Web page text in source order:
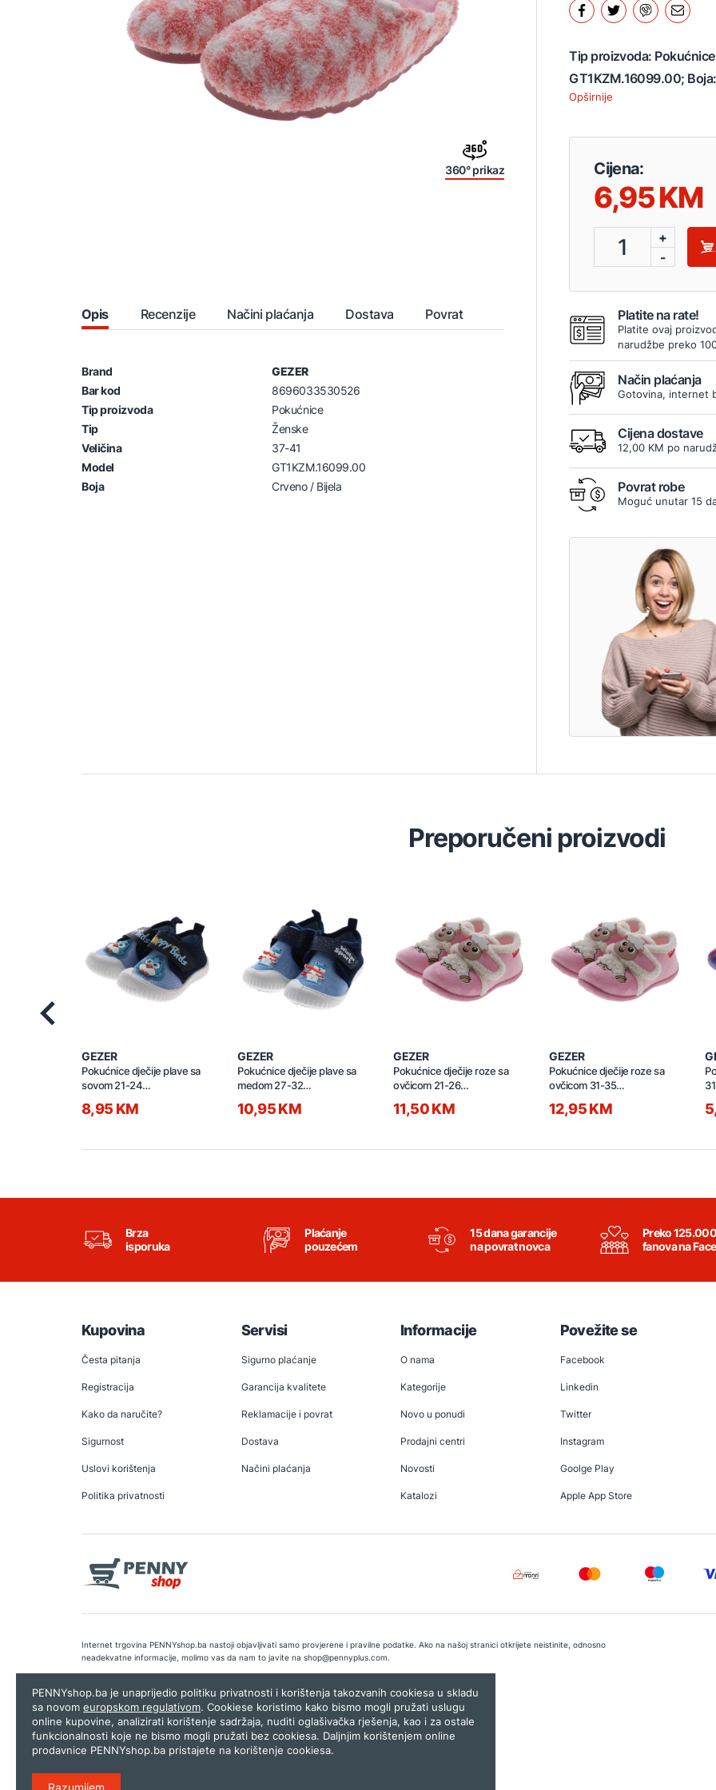
360° prikaz
Opis Recenzije Načini plaćanja Dostava Povrat
Brand
GEZER
Bar kod
8696033530526
Tip proizvoda
Pokućnice
Tip
Ženske
Veličina
37-41
Model
GT1KZM.16099.00
Boja
Crveno / Bijela
Tip proizvoda:
GT1KZM.16099.00;
Opširnije
Cijena:
6,95
1
+
-
Platite na rate!
Platite ovaj
narudžbe preko
Način plaćanja
Gotovina, internet
Cijena dostave
12,00 KM po
Povrat robe
Moguć unutar 15
Preporučeni proizvodi
GEZER
Pokućnice dječije plave sa
sovom 21-24
GA2YBM.03355.00
8,95 KM
GEZER
Pokućnice dječije plave sa
medom 27-32
GA2KPM.03457.00
10,95 KM
GEZER
Pokućnice dječije roze sa
ovčicom 21-26
GA2KBM.03362.00
11,50 KM
GEZER
Pokućnice dječije roze sa
ovčicom 31-35
GA2KPM.03366.00
12,95 KM
Brza
isporuka
Plaćanje
pouzećem
15 dana garancije
na povrat novca
Preko 125.000
fanova na
Kupovina
Česta pitanja
Registracija
Kako da naručite?
Sigurnost
Uslovi korištenja
Politika privatnosti
Servisi
Sigurno plaćanje
Garancija kvalitete
Reklamacije i povrat
Dostava
Načini plaćanja
Informacije
O nama
Kategorije
Novo u ponudi
Prodajni centri
Novosti
Katalozi
Povežite se
Facebook
Linkedin
Twitter
Instagram
Goolge Play
Apple App Store
Internet trgovina PENNYshop.ba nastoji objavljivati samo provjerene i pravilne podatke. Ako na našoj stranici otkrijete neistinite, odnosno
neadekvatne informacije, molimo vas da nam to javite na shop@pennyplus.com.
Copyright © 2026.Penny plus d.o.o. Sarajevo.Dizajn i programiranje:Lampa.ba
PENNYshop.ba je unaprijedio politiku privatnosti i korištenja takozvanih cookiesa u skladu
sa novom europskom regulativom. Cookiese koristimo kako bismo mogli pružati uslugu
online kupovine, analizirati korištenje sadržaja, nuditi oglašivačka rješenja, kao i za ostale
funkcionalnosti koje ne bismo mogli pružati bez cookiesa. Daljnjim korištenjem online
prodavnice PENNYshop.ba pristajete na korištenje cookiesa.
Razumijem